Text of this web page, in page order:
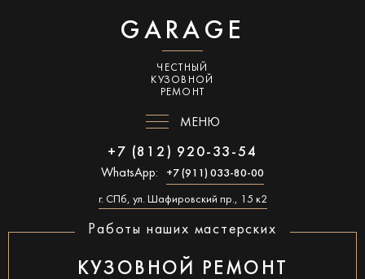
GARAGE
ЧЕСТНЫЙ
КУЗОВНОЙ
РЕМОНТ
МЕНЮ
+7 (812) 920-33-54
WhatsApp: +7 (911) 033-80-00
г. СПб, ул. Шафировский пр., 15 к2
Работы наших мастерских
КУЗОВНОЙ РЕМОНТ